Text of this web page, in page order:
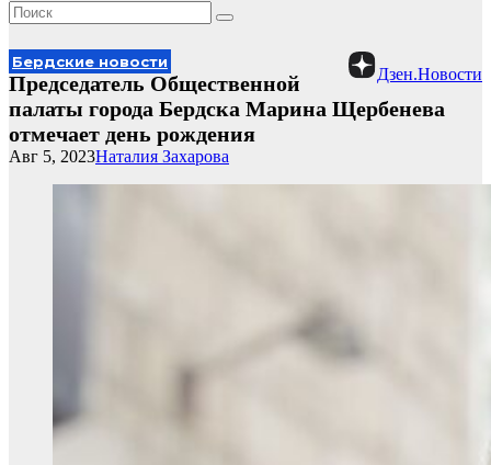
Дзен.Новости
Бердские новости
Председатель Общественной
палаты города Бердска Марина Щербенева
отмечает день рождения
Наталия Захарова
Авг 5, 2023